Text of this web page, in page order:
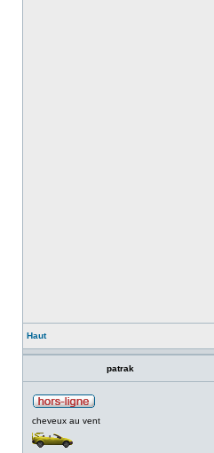
Haut
patrak
cheveux au vent